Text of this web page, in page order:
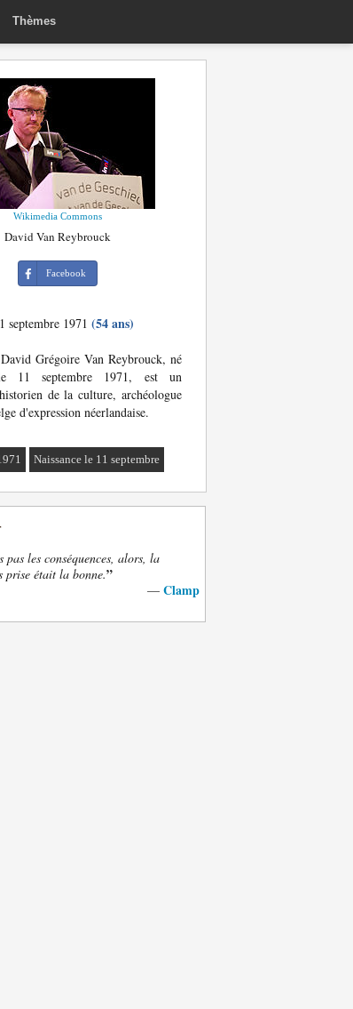
Thèmes
Wikimedia Commons
David Van Reybrouck
Facebook
septembre 1971 (54 ans)
David Grégoire Van Reybrouck, né
11 septembre 1971, est un
de la culture, archéologue
d'expression néerlandaise.
Naissance le 11 septembre
pas les conséquences, alors, la
prise était la bonne.”
— Clamp